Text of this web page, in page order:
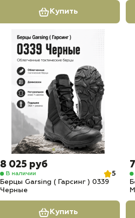
Купить
8 025 руб
В наличии
5
Берцы Garsing ( Гарсинг ) 0339
Черные
Купить